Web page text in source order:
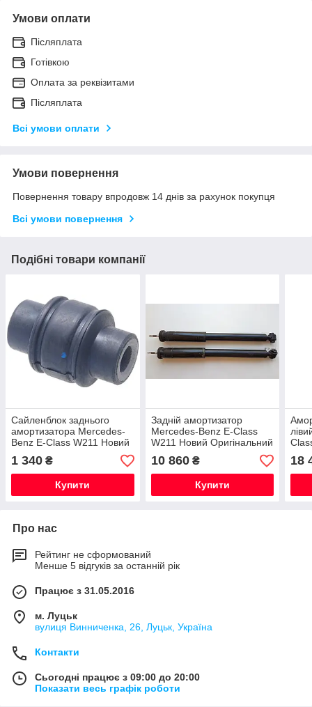
Умови оплати
Післяплата
Готівкою
Оплата за реквізитами
Післяплата
Всі умови оплати
Умови повернення
Повернення товару впродовж 14 днів за рахунок покупця
Всі умови повернення
Подібні товари компанії
Сайленблок заднього
амортизатора Mercedes-
Benz E-Class W211 Новий
Оригінальний
1 340 ₴
Купити
Задній амортизатор
Mercedes-Benz E-Class
W211 Новий Оригінальний
10 860₴
Купити
18
Про нас
Рейтинг не сформований
Менше 5 відгуків за останній рік
Працює з 31.05.2016
м. Луцьк
вулиця Винниченка, 26, Луцьк, Україна
Контакти
Сьогодні працює з 09:00 до 20:00
Показати весь графік роботи